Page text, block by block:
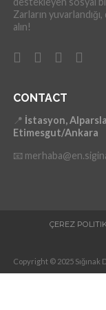
Zarların
alın!
CONTACT
📍 İstasyon,
Etimesgut/Ankara
📧
ÇEREZ
Copyright © 2025 Sığınak